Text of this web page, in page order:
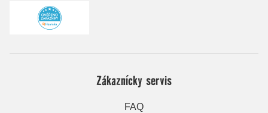
Zákaznícky servis
FAQ